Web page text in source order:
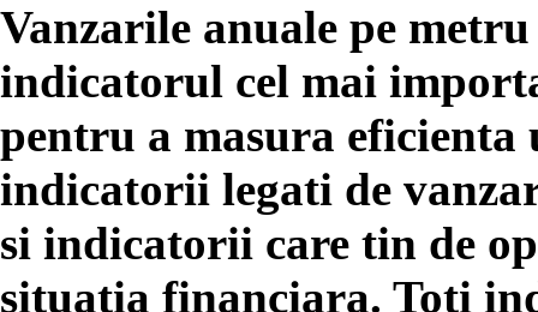
Vanzarile anuale pe
indicatorul cel mai
pentru a masura eficienta
indicatorii legati de
si indicatorii care tin de
situatia financiara. Toti